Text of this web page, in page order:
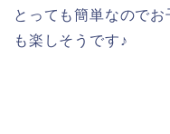
とっても簡単なので
も楽しそうです♪